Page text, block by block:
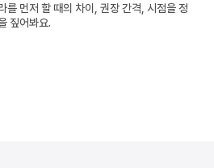
를 먼저 할 때의 차이, 권장 간격, 시점을 정
짚어봐요.